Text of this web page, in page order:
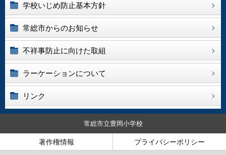
学校いじめ防止基本方針
常総市からのお知らせ
不祥事防止に向けた取組
ラーケーションについて
リンク
常総市立豊岡小学校
著作権情報 プライバシーポリシー